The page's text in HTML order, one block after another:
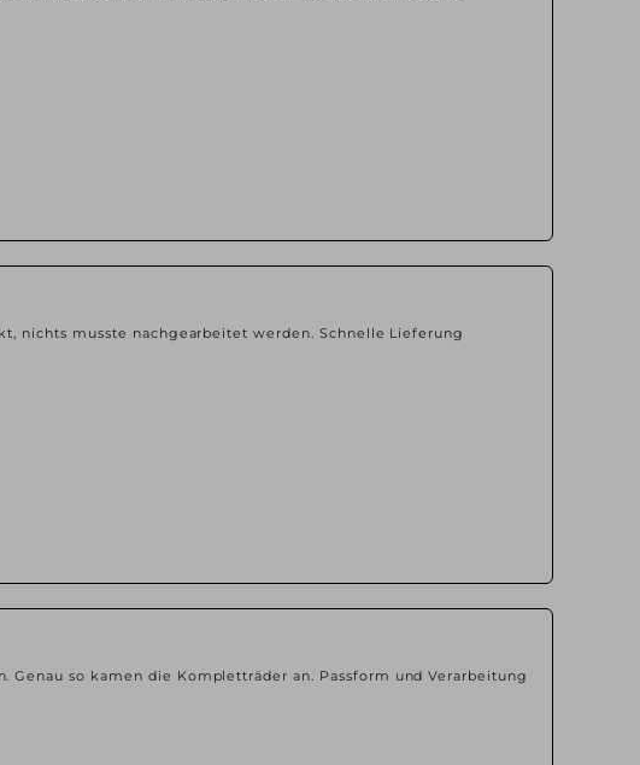
nichts musste nachgearbeitet werden. Schnelle Lieferung
so kamen die Kompletträder an. Passform und Verarbeitung